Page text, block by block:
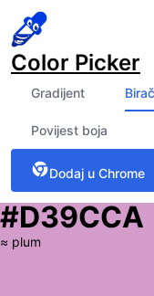
Color Picker
Gradijent
Povijest boja
Dodaj u Chrome
#D39CCA
≈ plum